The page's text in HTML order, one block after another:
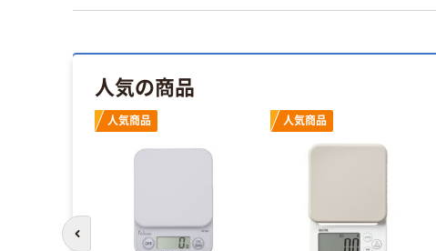
人気の商品
人気商品 人気商品
前のスライドへ